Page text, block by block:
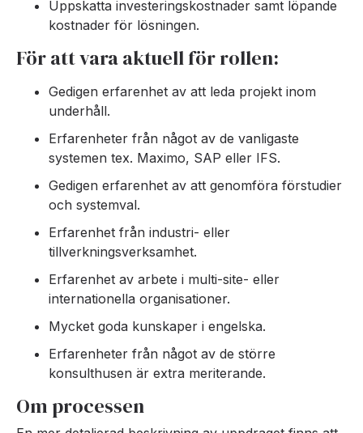
Uppskatta investeringskostnader samt löpande
kostnader för lösningen.
För att vara aktuell för rollen:
Gedigen erfarenhet av att leda projekt inom
underhåll.
Erfarenheter från något av de vanligaste
systemen tex. Maximo, SAP eller IFS.
Gedigen erfarenhet av att genomföra förstudier
och systemval.
Erfarenhet från industri- eller
tillverkningsverksamhet.
Erfarenhet av arbete i multi-site- eller
internationella organisationer.
Mycket goda kunskaper i engelska.
Erfarenheter från något av de större
konsulthusen är extra meriterande.
Om processen